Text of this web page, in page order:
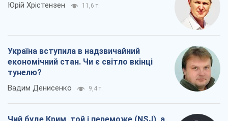
Юрій Хрістензен 11,6 т.
Україна вступила в надзвичайний
економічний стан. Чи є світло вкінці
тунелю?
Вадим Денисенко 9,4 т.